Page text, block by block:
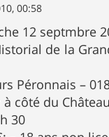
00:58
12 septmbre
de la
Péronnais –
côté du
30